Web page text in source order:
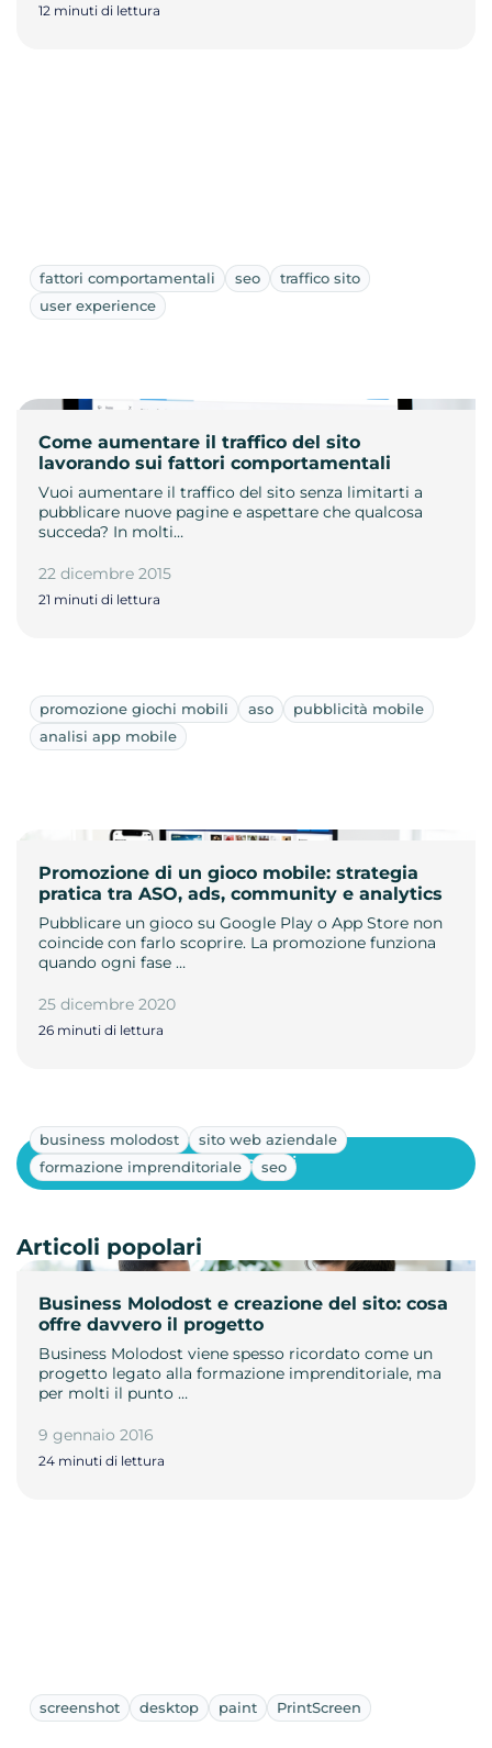
12 minuti di lettura
fattori comportamentali seo
traffico sito
user experience
Come aumentare il traffico del sito
lavorando sui fattori comportamentali
Vuoi aumentare il traffico del sito senza limitarti a
pubblicare nuove pagine e aspettare che qualcosa
succeda? In molti…
22 dicembre 2015
21 minuti di lettura
promozione giochi mobili aso
pubblicità mobile
analisi app mobile
Promozione di un gioco mobile: strategia
pratica tra ASO, ads, community e analytics
Pubblicare un gioco su Google Play o App Store non
coincide con farlo scoprire. La promozione funziona
quando ogni fase …
25 dicembre 2020
26 minuti di lettura
business molodost
sito web aziendale
formazione imprenditoriale
seo
Business Molodost e creazione del sito: cosa
offre davvero il progetto
Business Molodost viene spesso ricordato come un
progetto legato alla formazione imprenditoriale, ma
per molti il punto …
9 gennaio 2016
24 minuti di lettura
Mostra altri
Articoli popolari
screenshot desktop paint PrintScreen